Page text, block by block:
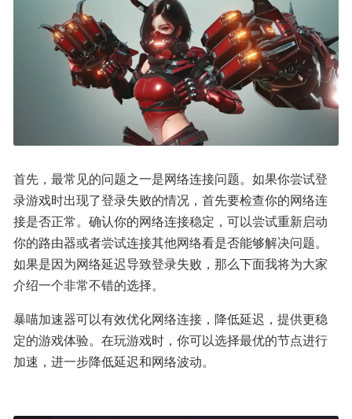
首先，最常见的问题之一是网络连接问题。如果你尝试登
录游戏时出现了登录失败的情况，首先要检查你的网络连
接是否正常。确认你的网络连接稳定，可以尝试重新启动
你的路由器或者尝试连接其他网络看是否能够解决问题。
如果是因为网络延迟导致登录失败，那么下面我将为大家
介绍一个非常不错的选择。
暴喵加速器可以有效优化网络连接，降低延迟，提供更稳
定的游戏体验。在玩游戏时，你可以选择最优的节点进行
加速，进一步降低延迟和网络波动。